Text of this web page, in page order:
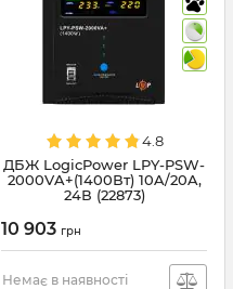
4.8
ДБЖ LogicPower LPY-PSW-
2000VA+(1400Вт) 10A/20A,
24В (22873)
10 903 грн
Немає в наявності